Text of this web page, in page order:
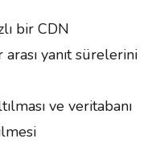
bir CDN
yanıt sürelerini
ve veritabanı